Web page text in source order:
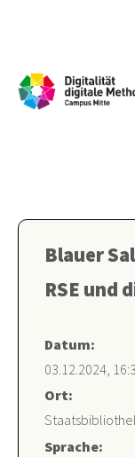
Blauer
RSE und
Datum:
03.12.2024,
Ort:
Sprache: